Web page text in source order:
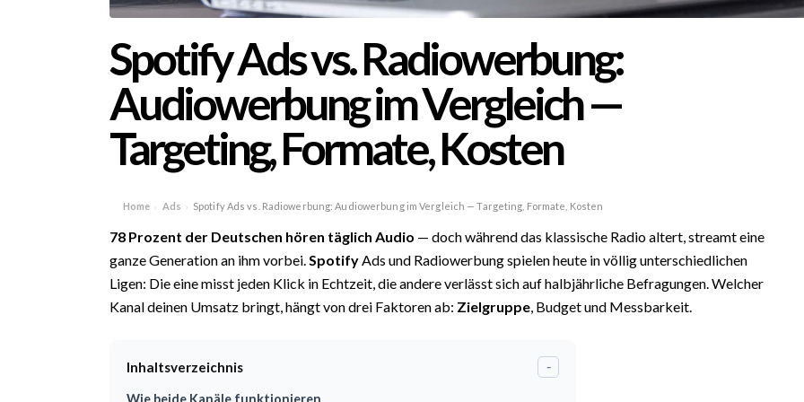
Spotify Ads vs. Radiowerbung:
Audiowerbung im Vergleich —
Targeting, Formate, Kosten
Home › Ads › Spotify Ads vs. Radiowerbung: Audiowerbung im Vergleich — Targeting, Formate, Kosten
78 Prozent der Deutschen hören täglich Audio — doch während das klassische Radio altert, streamt eine
ganze Generation an ihm vorbei.SpotifyAds und Radiowerbung spielen heute in völlig unterschiedlichen
Ligen: Die eine misst jeden Klick in Echtzeit, die andere verlässt sich auf halbjährliche Befragungen. Welcher
Kanal deinen Umsatz bringt, hängt von drei Faktoren ab: Zielgruppe, Budget und Messbarkeit.
Inhaltsverzeichnis -
Wie beide Kanäle funktionieren